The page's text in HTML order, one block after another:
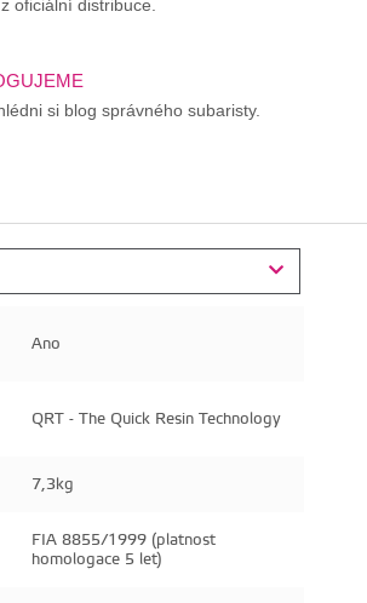
oficiální distribuce.
si blog správného subaristy.
Ano
QRT - The Quick Resin Technology
7,3kg
FIA 8855/1999 (platnost
homologace 5 let)